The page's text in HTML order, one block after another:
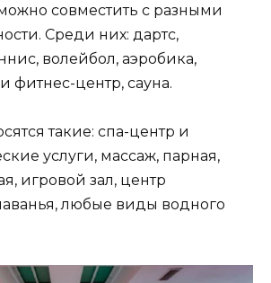
совместить с разными
Среди них: дартс,
волейбол, аэробика,
фитнес-центр, сауна.
такие: спа-центр и
услуги, массаж, парная,
игровой зал, центр
любые виды водного